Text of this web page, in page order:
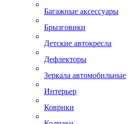
Багажные аксессуары
Брызговики
Детские автокресла
Дефлекторы
Зеркала автомобильные
Интерьер
Коврики